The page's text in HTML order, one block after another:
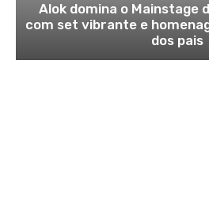
Alok domina o Mainstage
com set vibrante e
dos pais